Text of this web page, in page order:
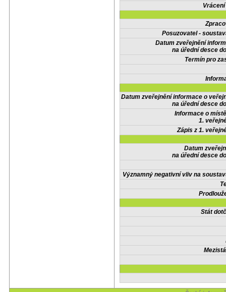
Posuzovatel -
Datum zveřejnění
na úřední desce
Termín pro
Datum zveřejnění informace o
na úřední desce
Informace o
1.
Zápis z 1.
Datum
na úřední desce
Významný negativní vliv na
Stát